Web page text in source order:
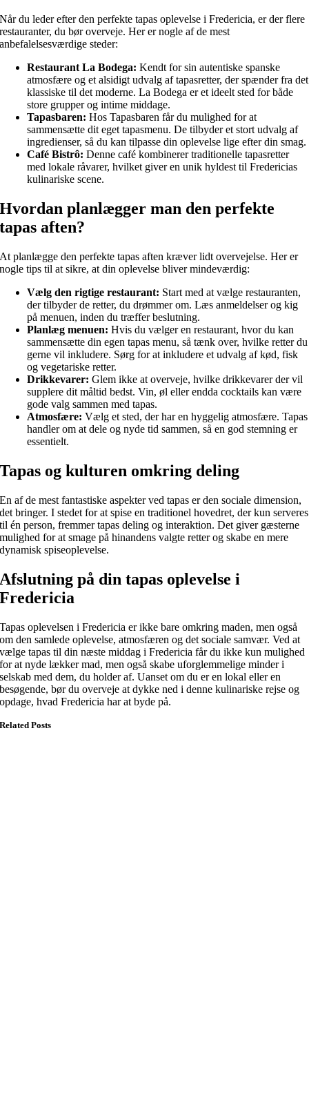
Når du leder efter den perfekte tapas oplevelse i Fredericia, er der flere
restauranter, du bør overveje. Her er nogle af de mest
anbefalelsesværdige steder:
Restaurant La Bodega: Kendt for sin autentiske spanske
atmosfære og et alsidigt udvalg af tapasretter, der spænder fra det
klassiske til det moderne. La Bodega er et ideelt sted for både
store grupper og intime middage.
Tapasbaren: Hos Tapasbaren får du mulighed for at
sammensætte dit eget tapasmenu. De tilbyder et stort udvalg af
ingredienser, så du kan tilpasse din oplevelse lige efter din smag.
Café Bistrô: Denne café kombinerer traditionelle tapasretter
med lokale råvarer, hvilket giver en unik hyldest til Fredericias
kulinariske scene.
Hvordan planlægger man den perfekte
tapas aften?
At planlægge den perfekte tapas aften kræver lidt overvejelse. Her er
nogle tips til at sikre, at din oplevelse bliver mindeværdig:
Vælg den rigtige restaurant: Start med at vælge restauranten,
der tilbyder de retter, du drømmer om. Læs anmeldelser og kig
på menuen, inden du træffer beslutning.
Planlæg menuen: Hvis du vælger en restaurant, hvor du kan
sammensætte din egen tapas menu, så tænk over, hvilke retter du
gerne vil inkludere. Sørg for at inkludere et udvalg af kød, fisk
og vegetariske retter.
Drikkevarer: Glem ikke at overveje, hvilke drikkevarer der vil
supplere dit måltid bedst. Vin, øl eller endda cocktails kan være
gode valg sammen med tapas.
Atmosfære: Vælg et sted, der har en hyggelig atmosfære. Tapas
handler om at dele og nyde tid sammen, så en god stemning er
essentielt.
Tapas og kulturen omkring deling
En af de mest fantastiske aspekter ved tapas er den sociale dimension,
det bringer. I stedet for at spise en traditionel hovedret, der kun serveres
til én person, fremmer tapas deling og interaktion. Det giver gæsterne
mulighed for at smage på hinandens valgte retter og skabe en mere
dynamisk spiseoplevelse.
Afslutning på din tapas oplevelse i
Fredericia
Tapas oplevelsen i Fredericia er ikke bare omkring maden, men også
om den samlede oplevelse, atmosfæren og det sociale samvær. Ved at
vælge tapas til din næste middag i Fredericia får du ikke kun mulighed
for at nyde lækker mad, men også skabe uforglemmelige minder i
selskab med dem, du holder af. Uanset om du er en lokal eller en
besøgende, bør du overveje at dykke ned i denne kulinariske rejse og
opdage, hvad Fredericia har at byde på.
Related Posts